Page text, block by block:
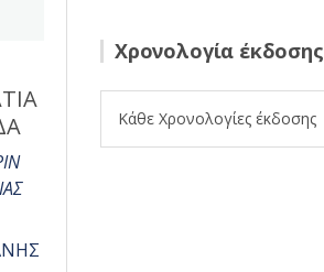
Χρονολογία έκδοσης
Κάθε Χρονολογίες έκδοσης